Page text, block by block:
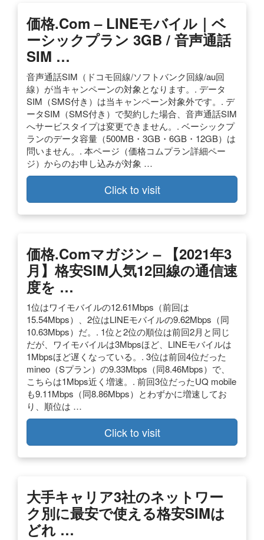
価格.com – LINEモバイル｜ベ
ーシックプラン 3GB / 音声通話
SIM …
音声通話SIM（ドコモ回線/ソフトバンク回線/au回
線）が当キャンペーンの対象となります。. データ
SIM（SMS付き）は当キャンペーン対象外です。. デ
ータSIM（SMS付き）で契約した場合、音声通話SIM
へサービスタイプは変更できません。. ベーシックプ
ランのデータ容量（500MB・3GB・6GB・12GB）は
問いません。. 本ページ（価格コムプラン詳細ペー
ジ）からのお申し込みが対象 …
Click to visit
価格.comマガジン – 【2021年3
月】格安SIM人気12回線の通信速
度を …
1位はワイモバイルの12.61Mbps（前回は
15.54Mbps）、2位はLINEモバイルの9.62Mbps（同
10.63Mbps）だ。. 1位と2位の順位は前回2月と同じ
だが、ワイモバイルは3Mbpsほど、LINEモバイルは
1Mbpsほど遅くなっている。. 3位は前回4位だった
mineo（Sプラン）の9.33Mbps（同8.46Mbps）で、
こちらは1Mbps近く増速。. 前回3位だったUQ mobile
も9.11Mbps（同8.86Mbps）とわずかに増速してお
り、順位は …
Click to visit
大手キャリア3社のネットワー
ク別に最安で使える格安SIMは
どれ …